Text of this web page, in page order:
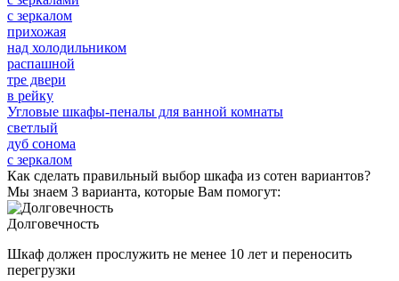
с зеркалом
прихожая
над холодильником
распашной
тре двери
в рейку
Угловые шкафы-пеналы для ванной комнаты
светлый
дуб сонома
c зеркалом
Как сделать правильный выбор шкафа из сотен вариантов?
Мы знаем 3 варианта, которые Вам помогут:
Долговечность
Шкаф должен прослужить не менее 10 лет и переносить
перегрузки